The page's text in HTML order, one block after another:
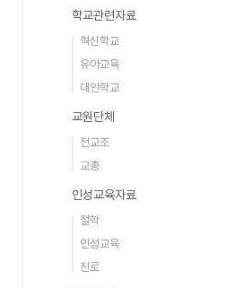
학교관련자료
혁신학교
유아교육
대안학교
교원단체
전교조
교총
인성교육자료
철학
인성교육
진로